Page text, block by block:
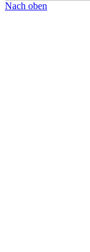
Nach oben